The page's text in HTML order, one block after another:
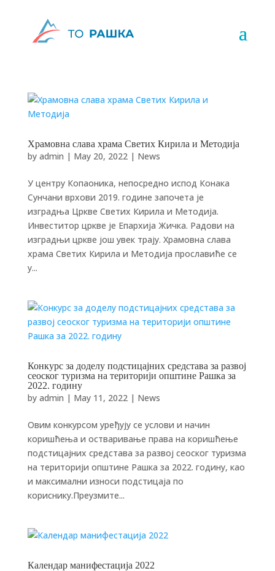
Храмовна слава храма Светих Кирила и Методија
by admin | May 20, 2022| News
У центру Копаоника, непосредно испод Конака
Сунчани врхови 2019. године започета је
изградња Цркве Светих Кирила и Методија.
Инвеститор цркве је Епархија Жичка. Радови на
изградњи цркве још увек трају. Храмовна слава
храма Светих Кирила и Методија прославиће се
у...
Конкурс за доделу подстицајних средстава за развој
сеоског туризма на територији општине Рашка за
2022. годину
by admin | May 11, 2022| News
Овим конкурсом уређују се услови и начин
коришћења и остваривање права на коришћење
подстицајних средстава за развој сеоског туризма
на територији општине Рашка за 2022. годину, као
и максимални износи подстицаја по
кориснику.Преузмите...
Календар манифестација 2022